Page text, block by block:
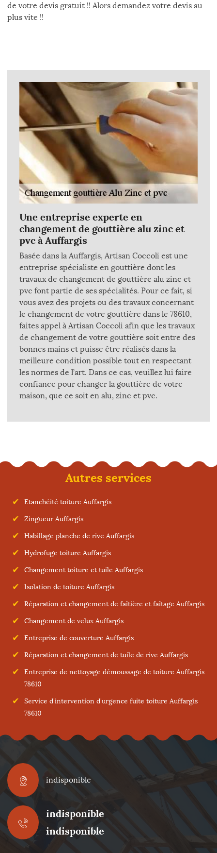
de votre devis gratuit !! Alors demandez votre devis au
plus vite !!
Une entreprise experte en
changement de gouttière alu zinc et
pvc à Auffargis
Basée dans la Auffargis, Artisan Coccoli est une
entreprise spécialiste en gouttière dont les
travaux de changement de gouttière alu zinc et
pvc font partie de ses spécialités. Pour ce fait, si
vous avez des projets ou des travaux concernant
le changement de votre gouttière dans le 78610,
faites appel à Artisan Coccoli afin que les travaux
de changement de votre gouttière soit entre des
bonnes mains et puisse être réalisés dans la
meilleure condition possible tout en respectant
les normes de l’art. Dans ce cas, veuillez lui faire
confiance pour changer la gouttière de votre
maison, que ce soit en alu, zinc et pvc.
Autres services
Etanchéité toiture Auffargis
Zingueur Auffargis
Habillage planche de rive Auffargis
Hydrofuge toiture Auffargis
Changement toiture et tuile Auffargis
Isolation de toiture Auffargis
Réparation et changement de faîtière et faîtage Auffargis
Changement de velux Auffargis
Entreprise de couverture Auffargis
Réparation et changement de tuile de rive Auffargis
Entreprise de nettoyage démoussage de toiture Auffargis
78610
Service d'intervention d'urgence fuite toiture Auffargis
78610
indisponible
indisponible
indisponible